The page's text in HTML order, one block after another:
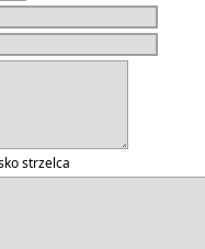
strzelca